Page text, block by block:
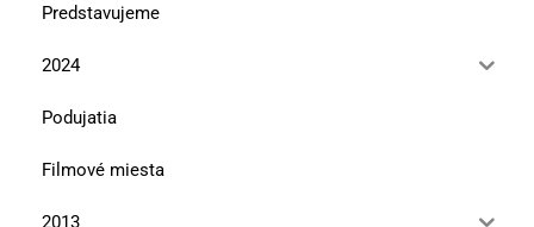
Predstavujeme
2024
Podujatia
Filmové miesta
2013